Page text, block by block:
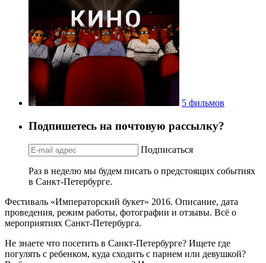
5 фильмов
Подпишетесь на почтовую рассылку?
Подписаться
Раз в неделю мы будем писать о предстоящих событиях
в Санкт-Петербурге.
Фестиваль «Императорский букет» 2016. Описание, дата
проведения, режим работы, фотографии и отзывы. Всё о
мероприятиях Санкт-Петербурга.
Не знаете что посетить в Санкт-Петербурге? Ищете где
погулять с ребенком, куда сходить с парнем или девушкой?